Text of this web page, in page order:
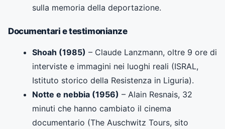
sulla memoria della deportazione.
Documentari e testimonianze
Shoah (1985) – Claude Lanzmann, oltre 9 ore di
interviste e immagini nei luoghi reali (ISRAL,
Istituto storico della Resistenza in Liguria).
Notte e nebbia (1956) – Alain Resnais, 32
minuti che hanno cambiato il cinema
documentario (The Auschwitz Tours, sito